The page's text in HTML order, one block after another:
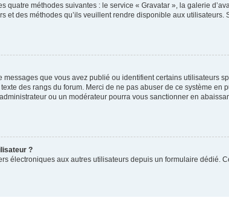
méthodes suivantes : le service « Gravatar », la galerie
des méthodes qu’ils veuillent rendre disponible aux utilisateurs.
que vous avez publié ou identifient certains utilisateurs
des rangs du forum. Merci de ne pas abuser de ce système en
ou un modérateur pourra vous sanctionner en
?
électroniques aux autres utilisateurs depuis un formulaire dédié.